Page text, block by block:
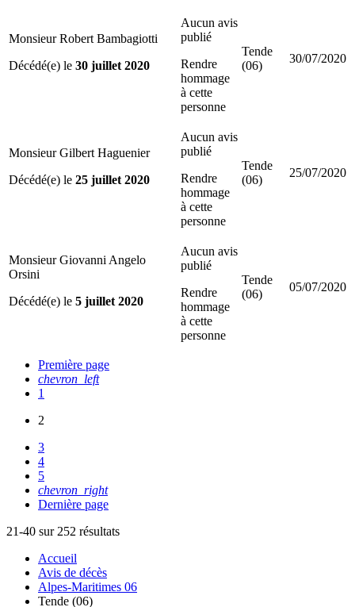
Monsieur Robert Bambagiotti
Décédé(e) le 30 juillet 2020
Aucun avis
publié
Rendre
hommage
à cette
personne
Tende
(06)
30/07/2020
Monsieur Gilbert Haguenier
Décédé(e) le 25 juillet 2020
Aucun avis
publié
Rendre
hommage
à cette
personne
Tende
(06)
25/07/2020
Monsieur Giovanni Angelo
Orsini
Décédé(e) le 5 juillet 2020
Aucun avis
publié
Rendre
hommage
à cette
personne
Tende
(06)
05/07/2020
Première page
chevron_left
1
2
3
4
5
chevron_right
Dernière page
21-40 sur 252 résultats
Accueil
Avis de décès
Alpes-Maritimes 06
Tende (06)